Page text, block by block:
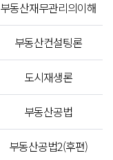
부동산재무관리의이해
부동산컨설팅론
도시재생론
부동산공법
부동산공법2(후편)